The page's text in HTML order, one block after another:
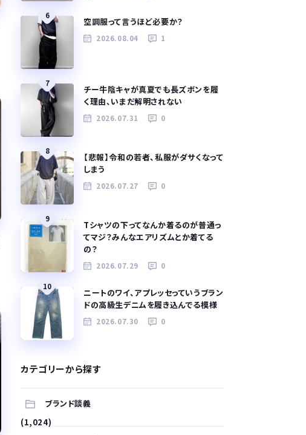
6
空調服って言うほど必要か？
2026.08.04 1
7
チー牛陰キャが真夏でも長ズボンを履
く理由、いまだ解明されない
2026.07.31 0
8
【悲報】令和の若者、私服がダサくなって
しまう
2026.07.27 0
9
Tシャツの下ってなんか着るのが普通っ
てマジ？みんなエアリズムとか着てる
の？
2026.07.29 0
10
ニートのワイ、アプレッセっていうブラン
ドの高級生デニムを履き込んでる模様
2026.07.30 0
カテゴリーから探す
ブランド談義
(1,024)